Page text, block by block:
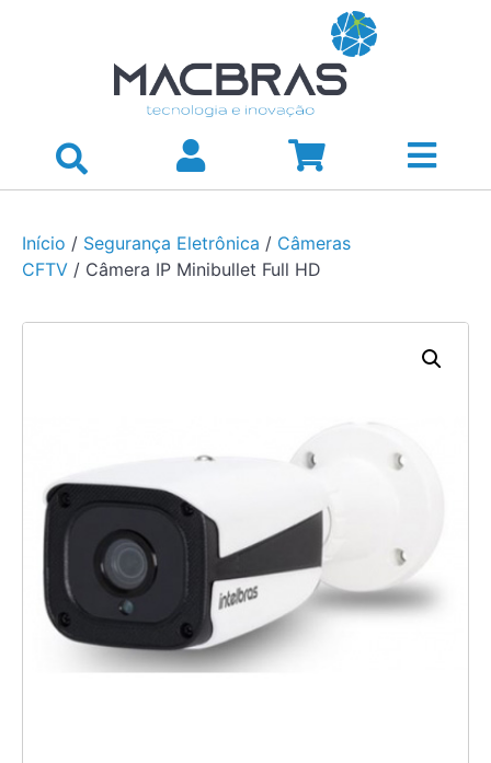
Início / Segurança Eletrônica / Câmeras
CFTV / Câmera IP Minibullet Full HD